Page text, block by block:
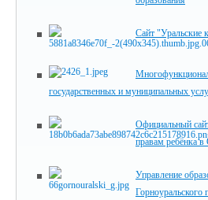
Сайт "Уральские
государственных и муниципальных
Официальный
правам ребёнка в
Управление
Горноуральского